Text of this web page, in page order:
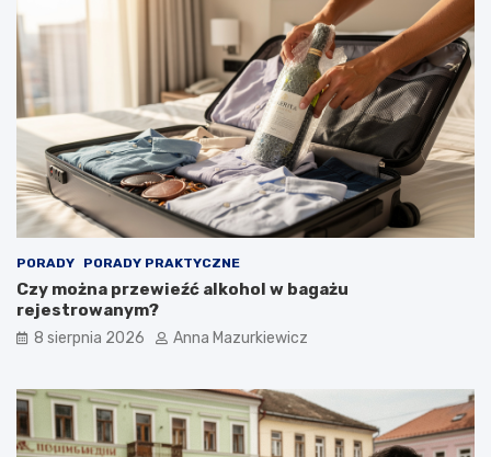
ę
c
i
e
r
ę
k
i
PORADY PORADY PRAKTYCZNE
Czy można przewieźć alkohol w bagażu
rejestrowanym?
8 sierpnia 2026 Anna Mazurkiewicz